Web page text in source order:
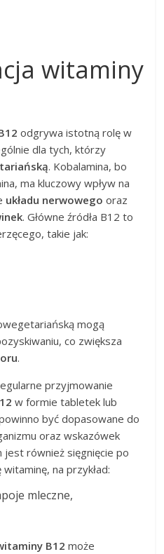
witaminy
odgrywa istotną rolę w
dla tych, którzy
. Kobalamina, bo
ma kluczowy wpływ na
układu nerwowego oraz
. Główne źródła B12 to
takie jak:
mogą
co zwiększa
.
przyjmowanie
w formie tabletek lub
być dopasowane do
oraz wskazówek
jest również sięgnięcie po
na przykład:
mleczne,
B12 może